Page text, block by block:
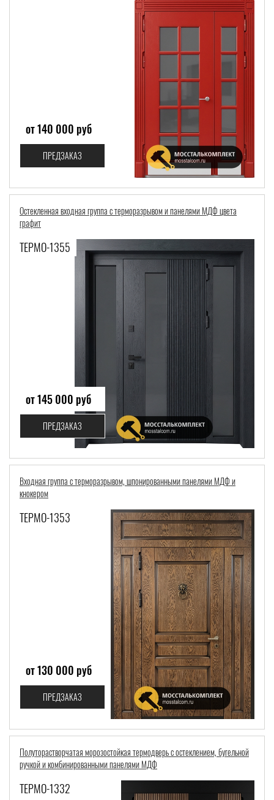
от 140 000 руб
ПРЕДЗАКАЗ
Остекленная входная группа с терморазрывом и панелями МДФ цвета
графит
ТЕРМО-1355
от 145 000 руб
ПРЕДЗАКАЗ
Входная группа с терморазрывом, шпонированными панелями МДФ и
кнокером
ТЕРМО-1353
от 130 000 руб
ПРЕДЗАКАЗ
Полуторастворчатая морозостойкая термодверь с остеклением, бугельной
ручкой и комбинированными панелями МДФ
ТЕРМО-1332